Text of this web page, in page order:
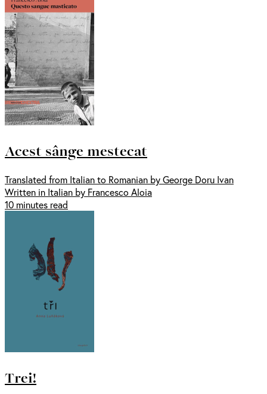
Acest sânge mestecat
Translated from Italian to Romanian by George Doru Ivan
Written in Italian by Francesco Aloia
10 minutes read
Trei!